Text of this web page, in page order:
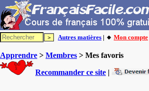
Autres matières | 🔸 Mon compte
Apprendre > Membres > Mes favoris
Recommander ce site |